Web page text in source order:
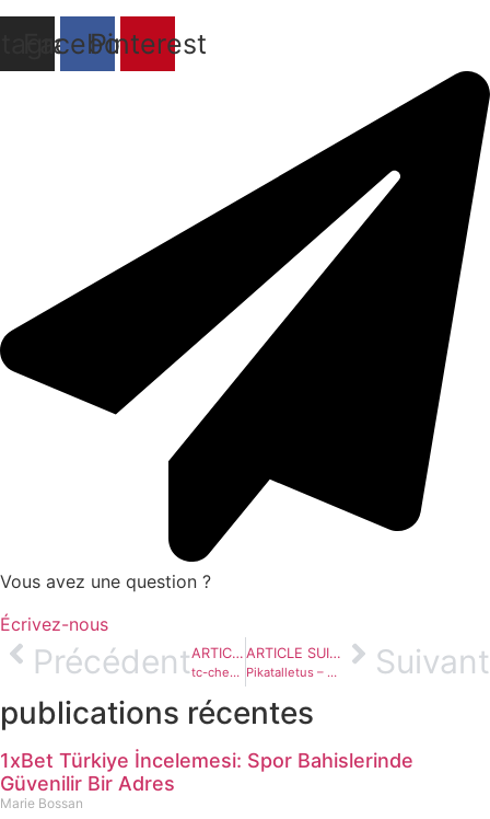
Facebook
Pinterest
Vous avez une question ?
Écrivez-nous
Précédent ARTICLE PRÉCÉDENT
tc-check-aviator
ARTICLE SUIVANT
Pikatalletus – Expert Article Suivant
publications récentes
1xBet Türkiye İncelemesi: Spor Bahislerinde
Güvenilir Bir Adres
Marie Bossan